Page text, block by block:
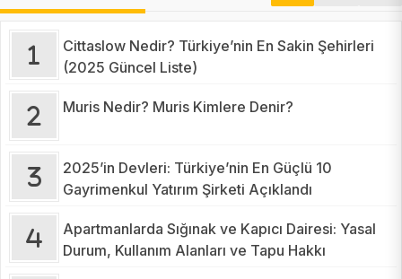
Cittaslow Nedir? Türkiye’nin En Sakin Şehirleri
(2025 Güncel Liste)
Muris Nedir? Muris Kimlere Denir?
2025’in Devleri: Türkiye’nin En Güçlü 10
Gayrimenkul Yatırım Şirketi Açıklandı
Apartmanlarda Sığınak ve Kapıcı Dairesi: Yasal
Durum, Kullanım Alanları ve Tapu Hakkı